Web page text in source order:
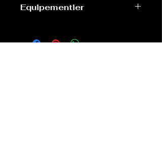
Equipementier